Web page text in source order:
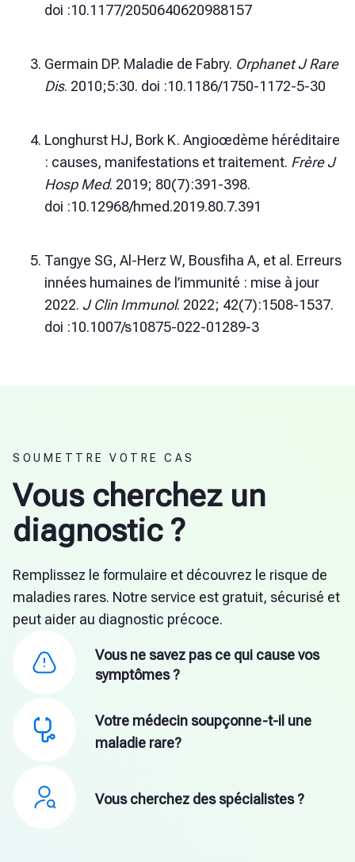
doi :10.1177/2050640620988157
Germain DP. Maladie de Fabry. Orphanet J Rare
Dis. 2010;5:30. doi :10.1186/1750-1172-5-30
Longhurst HJ, Bork K. Angioœdème héréditaire
: causes, manifestations et traitement. Frère J
Hosp Med. 2019; 80(7):391-398.
doi :10.12968/hmed.2019.80.7.391
Tangye SG, Al-Herz W, Bousfiha A, et al. Erreurs
innées humaines de l’immunité : mise à jour
2022. J Clin Immunol. 2022; 42(7):1508-1537.
doi :10.1007/s10875-022-01289-3
SOUMETTRE VOTRE CAS
Vous cherchez un
diagnostic ?
Remplissez le formulaire et découvrez le risque de
maladies rares. Notre service est gratuit, sécurisé et
peut aider au diagnostic précoce.
Vous ne savez pas ce qui cause vos
symptômes ?
Votre médecin soupçonne-t-il une
maladie rare?
Vous cherchez des spécialistes ?